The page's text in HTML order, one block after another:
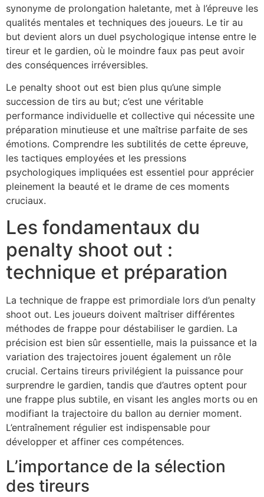
synonyme de prolongation haletante, met à l’épreuve les
qualités mentales et techniques des joueurs. Le tir au
but devient alors un duel psychologique intense entre le
tireur et le gardien, où le moindre faux pas peut avoir
des conséquences irréversibles.
Le penalty shoot out est bien plus qu’une simple
succession de tirs au but; c’est une véritable
performance individuelle et collective qui nécessite une
préparation minutieuse et une maîtrise parfaite de ses
émotions. Comprendre les subtilités de cette épreuve,
les tactiques employées et les pressions
psychologiques impliquées est essentiel pour apprécier
pleinement la beauté et le drame de ces moments
cruciaux.
Les fondamentaux du
penalty shoot out :
technique et préparation
La technique de frappe est primordiale lors d’un penalty
shoot out. Les joueurs doivent maîtriser différentes
méthodes de frappe pour déstabiliser le gardien. La
précision est bien sûr essentielle, mais la puissance et la
variation des trajectoires jouent également un rôle
crucial. Certains tireurs privilégient la puissance pour
surprendre le gardien, tandis que d’autres optent pour
une frappe plus subtile, en visant les angles morts ou en
modifiant la trajectoire du ballon au dernier moment.
L’entraînement régulier est indispensable pour
développer et affiner ces compétences.
L’importance de la sélection
des tireurs